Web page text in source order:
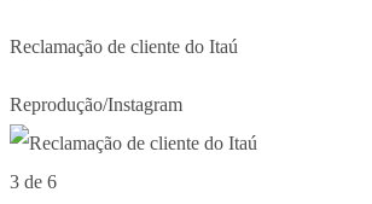
Reclamação de cliente do Itaú
Reprodução/Instagram
3 de 6